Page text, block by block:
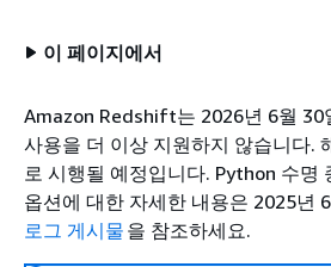
이 페이지에서
Amazon Redshift는 2026년 6월 30
사용을 더 이상 지원하지 않습니다.
로 시행될 예정입니다. Python 수명
옵션에 대한 자세한 내용은 2025년
로그 게시물 을 참조하세요.